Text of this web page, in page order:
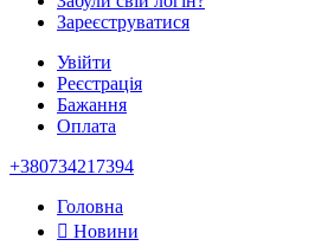
Зареєструватися
Увійти
Реєстрація
Бажання
Оплата
+380734217394
Головна
Новини